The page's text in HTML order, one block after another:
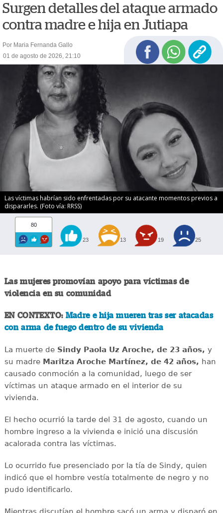
Surgen detalles del ataque armado
contra madre e hija en Jutiapa
Por Maria Fernanda Gallo
01 de agosto de 2026, 21:10
Las víctimas habrían sido enfrentadas por su atacante momentos previos a
dispararles. (Foto vía: RRSS)
80
23 13 19 25
Las mujeres promovían apoyo para víctimas de
violencia en su comunidad
EN CONTEXTO: Madre e hija mueren tras ser atacadas
con arma de fuego dentro de su vivienda
La muerte de Sindy Paola Uz Aroche, de 23 años, y
su madre Maritza Aroche Martínez, de 42 años, han
causado conmoción a la comunidad, luego de ser
víctimas un ataque armado en el interior de su
vivienda.
El hecho ocurrió la tarde del 31 de agosto, cuando un
hombre ingreso a la vivienda e inició una discusión
acalorada contra las víctimas.
Lo ocurrido fue presenciado por la tía de Sindy, quien
indicó que el hombre vestía totalmente de negro y no
pudo identificarlo.